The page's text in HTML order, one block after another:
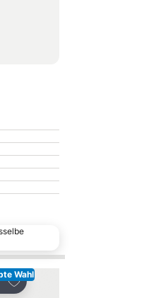
Wahl
Zu Favoriten hinzufügen